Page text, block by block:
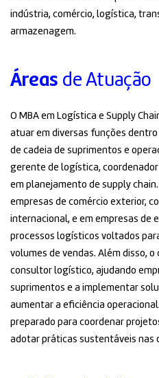
indústria, comércio, logística,
armazenagem.
Áreas de Atuação
O MBA em Logística e Supply
atuar em diversas funções
de cadeia de suprimentos e
gerente de logística,
em planejamento de supply
empresas de comércio exterior,
internacional, e em empresas de
processos logísticos voltados
volumes de vendas. Além disso,
consultor logístico, ajudando
suprimentos e a implementar
aumentar a eficiência
preparado para coordenar
adotar práticas sustentáveis nas